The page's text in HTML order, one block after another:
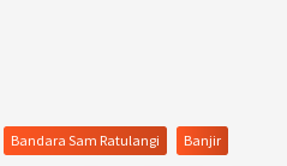
Bandara Sam Ratulangi Banjir